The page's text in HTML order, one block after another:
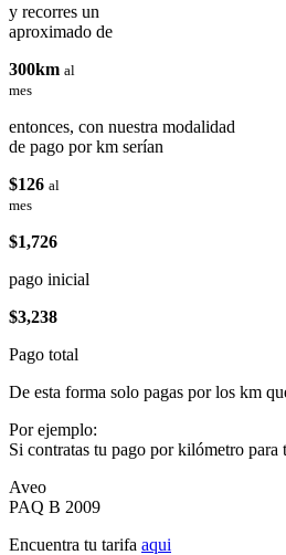
y recorres un
aproximado de
300km al
mes
entonces, con nuestra modalidad
de pago por km serían
$126 al
mes
$1,726
pago inicial
$3,238
Pago total
De esta forma solo pagas por los km
Por ejemplo:
Si contratas tu pago por kilómetro para
Aveo
PAQ B 2009
Encuentra tu tarifa aqui